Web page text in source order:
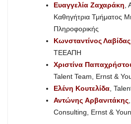
Ευαγγελία Ζαχαράκη ,
Καθηγήτρια Τμήματος
Πληροφορικής
Κωνσταντίνος Λαβίδας
ΤΕΕΑΠΗ
Χριστίνα
Talent Team, Ernst &
Ελένη Κουτελίδα ,
Αντώνης Αρβανιτάκης
Consulting, Ernst &